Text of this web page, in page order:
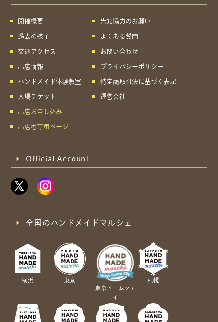
共有方法を選択
開催概要
過去の様子
交通アクセス
出店情報
ハンドメイド体験教室
入場チケット
出店お申し込み
出店者専用ページ
告知協力のお願い
よくある質問
お問い合わせ
プライバシーポリシー
特定商取引法に基づく表記
運営会社
Official Account
全国のハンドメイドマルシェ
横浜
東京
東京ドームシテ
ィ
札幌